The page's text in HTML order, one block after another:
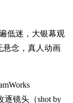
低迷，大银幕观
悬念，真人动画
逐镜头（shot by